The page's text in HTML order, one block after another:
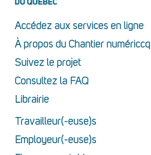
Accédez aux services en ligne
À propos du Chantier numériccq
Suivez le projet
Consultez la FAQ
Librairie
Travailleur(-euse)s
Employeur(-euse)s